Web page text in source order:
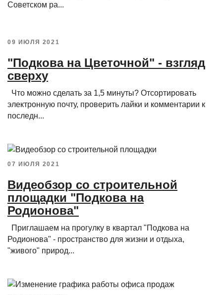
Советском ра...
09 ИЮЛЯ 2021
"Подкова на Цветочной" - взгляд
сверху
Что можно сделать за 1,5 минуты? Отсортировать
электронную почту, проверить лайки и комментарии к
последн...
07 ИЮЛЯ 2021
Видеобзор со строительной
площадки "Подкова на
Родионова"
Приглашаем на прогулку в квартал "Подкова на
Родионова" - пространство для жизни и отдыха,
"живого" природ...